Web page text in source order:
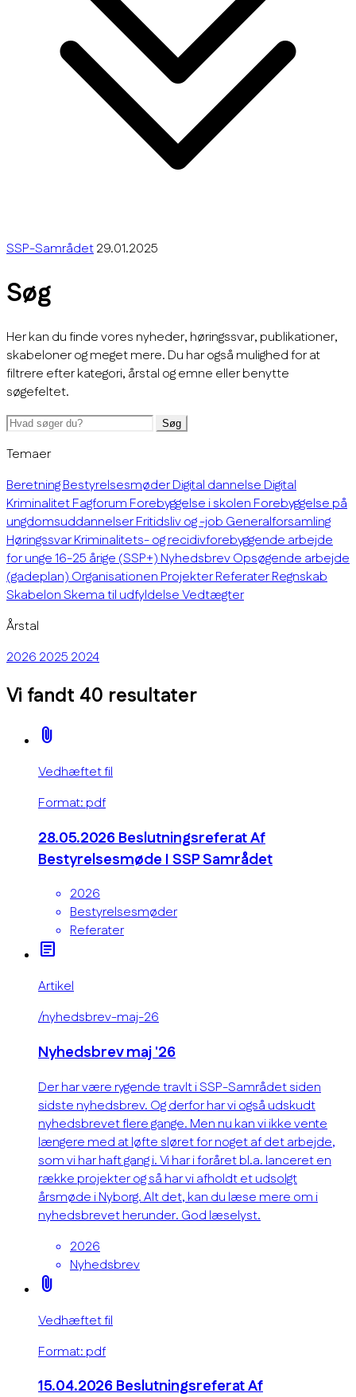
SSP-Samrådet29.01.2025
Søg
Her kan du finde vores nyheder, høringssvar, publikationer,
skabeloner og meget mere. Du har også mulighed for at
filtrere efter kategori, årstal og emne eller benytte
søgefeltet.
Søg
Temaer
BeretningBestyrelsesmøderDigital dannelseDigital
KriminalitetFagforumForebyggelse i skolenForebyggelse på
ungdomsuddannelserFritidsliv og -jobGeneralforsamling
HøringssvarKriminalitets- og recidivforebyggende arbejde
for unge 16-25 årige (SSP+)NyhedsbrevOpsøgende arbejde
(gadeplan)OrganisationenProjekterReferaterRegnskab
SkabelonSkema til udfyldelseVedtægter
Årstal
202620252024
Vi fandt 40 resultater
attach_file
Vedhæftet fil
Format: pdf
28.05.2026 Beslutningsreferat Af
Bestyrelsesmøde I SSP Samrådet
2026
Bestyrelsesmøder
Referater
article
Artikel
/nyhedsbrev-maj-26
Nyhedsbrev maj '26
Der har være rygende travlt i SSP-Samrådet siden
sidste nyhedsbrev. Og derfor har vi også udskudt
nyhedsbrevet flere gange. Men nu kan vi ikke vente
længere med at løfte sløret for noget af det arbejde,
som vi har haft gang i. Vi har i foråret bl.a. lanceret en
række projekter og så har vi afholdt et udsolgt
årsmøde i Nyborg. Alt det, kan du læse mere om i
nyhedsbrevet herunder. God læselyst.
2026
Nyhedsbrev
attach_file
Vedhæftet fil
Format: pdf
15.04.2026 Beslutningsreferat Af